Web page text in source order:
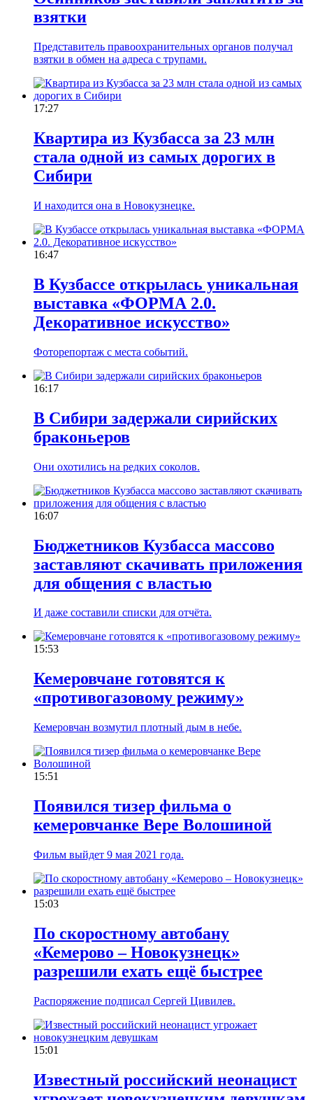
взятки
Представитель правоохранительных органов получал
взятки в обмен на адреса с трупами.
17:27
Квартира из Кузбасса за 23 млн
стала одной из самых дорогих в
Сибири
И находится она в Новокузнецке.
16:47
В Кузбассе открылась уникальная
выставка «ФОРМА 2.0.
Декоративное искусство»
Фоторепортаж с места событий.
16:17
В Сибири задержали сирийских
браконьеров
Они охотились на редких соколов.
16:07
Бюджетников Кузбасса массово
заставляют скачивать приложения
для общения с властью
И даже составили списки для отчёта.
15:53
Кемеровчане готовятся к
«противогазовому режиму»
Кемеровчан возмутил плотный дым в небе.
15:51
Появился тизер фильма о
кемеровчанке Вере Волошиной
Фильм выйдет 9 мая 2021 года.
15:03
По скоростному автобану
«Кемерово – Новокузнецк»
разрешили ехать ещё быстрее
Распоряжение подписал Сергей Цивилев.
15:01
Известный российский неонацист